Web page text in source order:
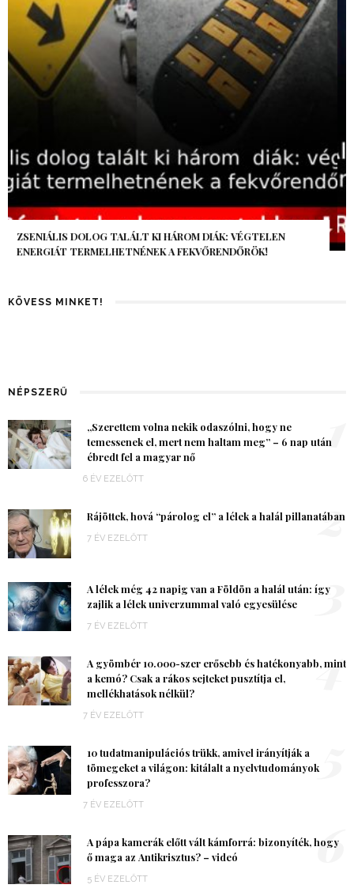
AZ AI-VILÁGVÉGE ÁRNYÉKA, CSAK PÁR ÓRA VOLT, MÉGIS AZ
EGÉSZ VILÁG MEGÉREZTE…
KÖVESS MINKET!
NÉPSZERŰ
„Szerettem volna nekik odaszólni, hogy ne
temessenek el, mert nem haltam meg” – 6 nap után
ébredt fel a magyar nő
6 ÉV EZELŐTT
1
Rájöttek, hová “párolog el” a lélek a halál pillanatában
7 ÉV EZELŐTT 2
A lélek még 42 napig van a Földön a halál után: így
zajlik a lélek univerzummal való egyesülése
7 ÉV EZELŐTT
3
A gyömbér 10.000-szer erősebb és hatékonyabb, mint
a kemó? Csak a rákos sejteket pusztítja el,
mellékhatások nélkül?
7 ÉV EZELŐTT
4
10 tudatmanipulációs trükk, amivel irányítják a
tömegeket a világon: kitálalt a nyelvtudományok
professzora?
7 ÉV EZELŐTT
A pápa kamerák előtt vált kámforrá: bizonyíték, hogy
ő maga az Antikrisztus? – videó
5 ÉV EZELŐTT
6